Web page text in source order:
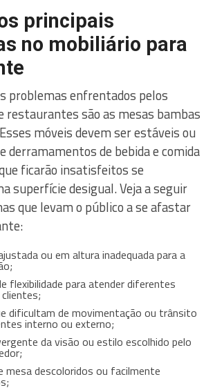
principais
no mobiliário para
problemas enfrentados pelos
restaurantes são as mesas bambas
móveis devem ser estáveis ​ou
derramamentos de bebida e comida
ficarão insatisfeitos se
superfície desigual. Veja a seguir
que levam o público a se afastar
ou em altura inadequada para a
flexibilidade para atender diferentes
dificultam de movimentação ou trânsito
interno ou externo;
da visão ou estilo escolhido pelo
mesa descoloridos ou facilmente